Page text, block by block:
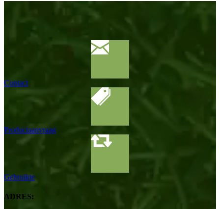
Contact
Productaanvraag
Gebruikte
ADRES: